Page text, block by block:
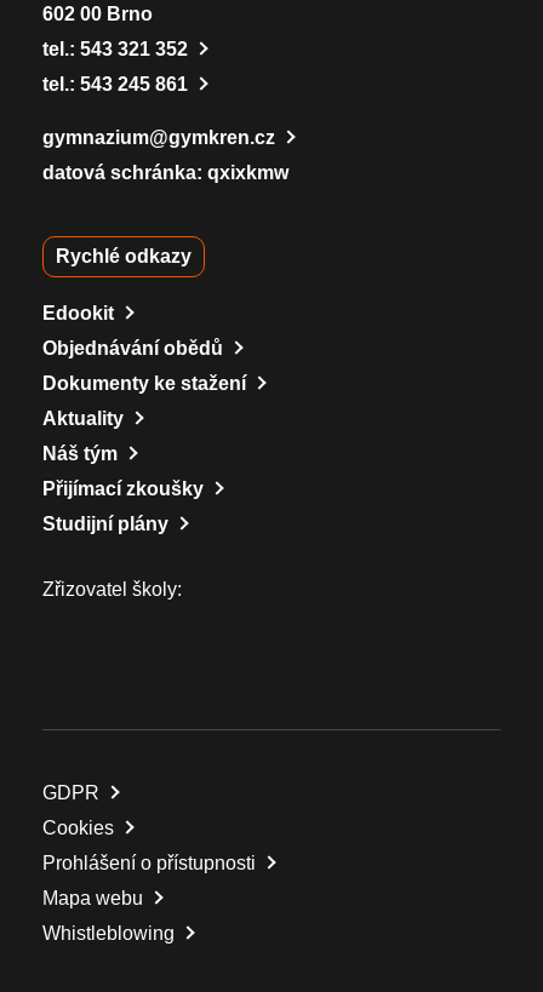
602 00 Brno
tel.: 543 321 352
tel.: 543 245 861
gymnazium@gymkren.cz
datová schránka: qxixkmw
Rychlé odkazy
Edookit
Objednávání obědů
Dokumenty ke stažení
Aktuality
Náš tým
Přijímací zkoušky
Studijní plány
Zřizovatel školy:
GDPR
Cookies
Prohlášení o přístupnosti
Mapa webu
Whistleblowing